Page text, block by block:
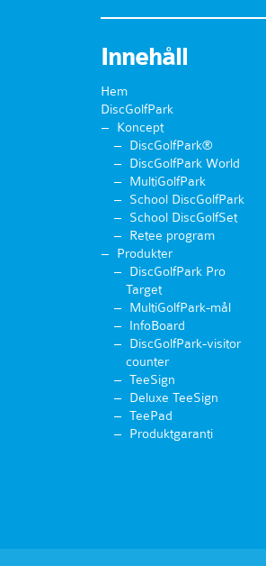
Innehåll
Hem
DiscGolfPark
Koncept
DiscGolfPark®
DiscGolfPark World
MultiGolfPark
School DiscGolfPark
School DiscGolfSet
Retee program
Produkter
DiscGolfPark Pro
Target
MultiGolfPark-mål
InfoBoard
DiscGolfPark-visitor
counter
TeeSign
Deluxe TeeSign
TeePad
Produktgaranti